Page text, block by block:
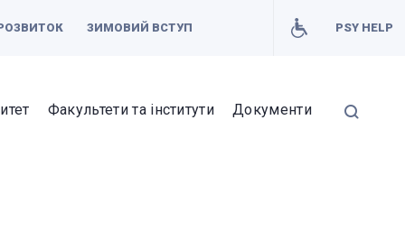
ЗИМОВИЙ ВСТУП PSY HELP
Факультети та інститути Документи